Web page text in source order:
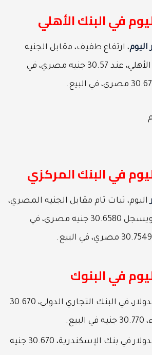
في البنك الأهلي
اليوم، ارتفاع طفيف، مقابل الجنيه
المصري، في البنك الأهلي، عند 30.57 جنيه مصري، في
في البنك المركزي
اليوم، ثبات تام مقابل الجنيه المصري،
في البنك المركزي، ويسجل 30.6580 جنيه مصري، في
في البنوك
يسجل سعر الدولار، في البنك التجاري الدولي، 30.670
يسجل سعر الدولار في بنك الإسكندرية، 30.670 جنيه